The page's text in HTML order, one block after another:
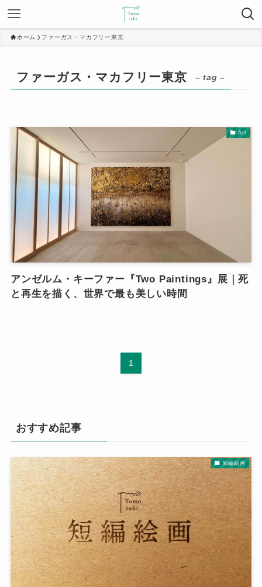
ホーム ファーガス・マカフリー東京
ファーガス・マカフリー東京 – tag –
Art
アンゼルム・キーファー『Two Paintings』展｜死
と再生を描く、世界で最も美しい時間
1
おすすめ記事
短編絵画